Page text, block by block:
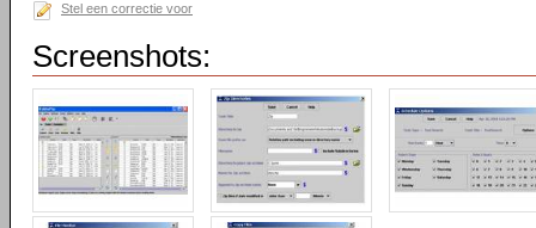
Stel een correctie voor
Screenshots: